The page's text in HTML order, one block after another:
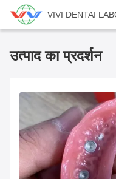
VIVI DENTAI
उत्पाद का प्रदर्शन